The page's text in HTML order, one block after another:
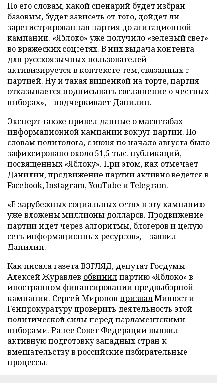
По его словам, какой сценарий будет избран
базовым, будет зависеть от того, дойдет ли
зарегистрированная партия до агитационной
кампании. «Яблоко» уже получило «зеленый свет»
во вражеских соцсетях. В них выдача контента
для русскоязычных пользователей
активизируется в контексте тем, связанных с
партией. Ну и такая вишенкой на торте, партия
отказывается подписывать соглашение о честных
выборах», – подчеркивает Данилин.
Эксперт также привел данные о масштабах
информационной кампании вокруг партии. По
словам политолога, с июня по начало августа было
зафиксировано около 51,5 тыс. публикаций,
посвященных «Яблоку». При этом, как отмечает
Данилин, продвижение партии активно ведется в
Facebook, Instagram, YouTube и Telegram.
«В зарубежных социальных сетях в эту кампанию
уже вложены миллионы долларов. Продвижение
партии идет через алгоритмы, блогеров и целую
сеть информационных ресурсов», – заявил
Данилин.
Как писала газета ВЗГЛЯД, депутат Госдумы
Алексей Журавлев обвинилпартию «Яблоко» в
иностранном финансировании предвыборной
кампании. Сергей Миронов призвалМинюст и
Генпрокуратуру проверить деятельность этой
политической силы перед парламентскими
выборами. Ранее Совет Федерациивыявил
активную подготовку западных стран к
вмешательству в российские избирательные
процессы.